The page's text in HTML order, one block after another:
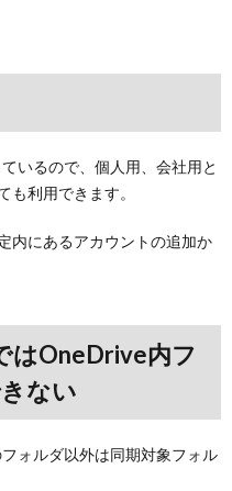
いるので、個人用、会社用と
も利用できます。
内にあるアカウントの追加か
はOneDrive内フ
ない
ォルダ以外は同期対象フォル